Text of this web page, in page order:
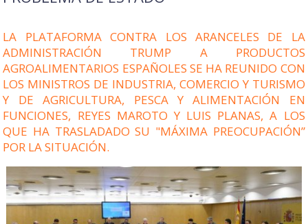
LA PLATAFORMA CONTRA LOS ARANCELES DE LA
ADMINISTRACIÓN TRUMP A PRODUCTOS
AGROALIMENTARIOS ESPAÑOLES SE HA REUNIDO CON
LOS MINISTROS DE INDUSTRIA, COMERCIO Y TURISMO
Y DE AGRICULTURA, PESCA Y ALIMENTACIÓN EN
FUNCIONES, REYES MAROTO Y LUIS PLANAS, A LOS
QUE HA TRASLADADO SU "MÁXIMA PREOCUPACIÓN”
POR LA SITUACIÓN.